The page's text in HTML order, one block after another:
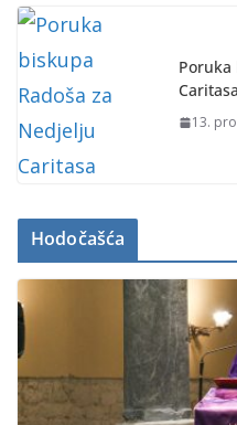
Poruka
Caritasa
13.
Hodočašća